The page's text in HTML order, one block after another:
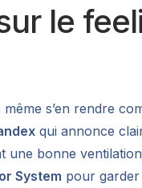
le
s’en rendre
qui annonce
une bonne
System pour